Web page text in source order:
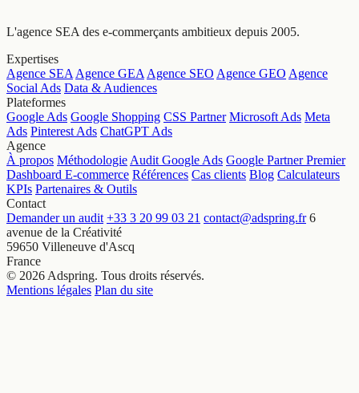
L'agence SEA des e-commerçants ambitieux depuis 2005.
Expertises
Agence SEA Agence GEA Agence SEO Agence GEO Agence
Social Ads Data & Audiences
Plateformes
Google Ads Google Shopping CSS Partner Microsoft Ads Meta
Ads Pinterest Ads ChatGPT Ads
Agence
À propos Méthodologie Audit Google Ads Google Partner Premier
Dashboard E-commerce Références Cas clients Blog Calculateurs
KPIs Partenaires & Outils
Contact
Demander un audit +33 3 20 99 03 21 contact@adspring.fr 6
avenue de la Créativité
59650 Villeneuve d'Ascq
France
© 2026 Adspring. Tous droits réservés.
Mentions légales Plan du site